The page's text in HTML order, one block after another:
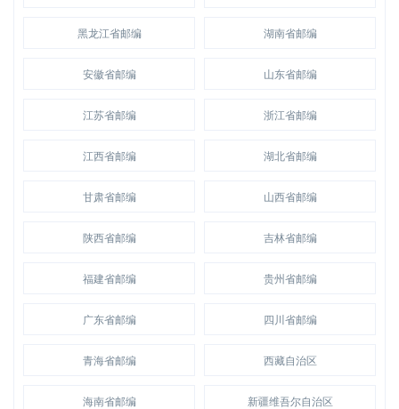
黑龙江省邮编 湖南省邮编
安徽省邮编 山东省邮编
江苏省邮编 浙江省邮编
江西省邮编 湖北省邮编
甘肃省邮编 山西省邮编
陕西省邮编 吉林省邮编
福建省邮编 贵州省邮编
广东省邮编 四川省邮编
青海省邮编 西藏自治区
海南省邮编 新疆维吾尔自治区